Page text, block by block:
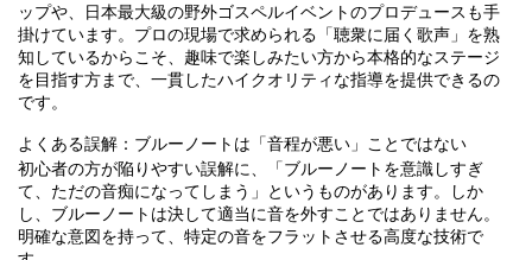
ップや、日本最大級の野外ゴスペルイベントのプロデュースも手
掛けています。プロの現場で求められる「聴衆に届く歌声」を熟
知しているからこそ、趣味で楽しみたい方から本格的なステージ
を目指す方まで、一貫したハイクオリティな指導を提供できるの
です。
よくある誤解：ブルーノートは「音程が悪い」ことではない
初心者の方が陥りやすい誤解に、「ブルーノートを意識しすぎ
て、ただの音痴になってしまう」というものがあります。しか
し、ブルーノートは決して適当に音を外すことではありません。
明確な意図を持って、特定の音をフラットさせる高度な技術で